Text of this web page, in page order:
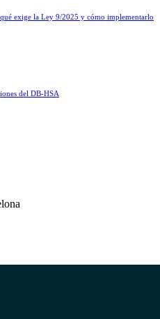
exige la Ley 9/2025 y cómo implementarlo
del DB-HSA